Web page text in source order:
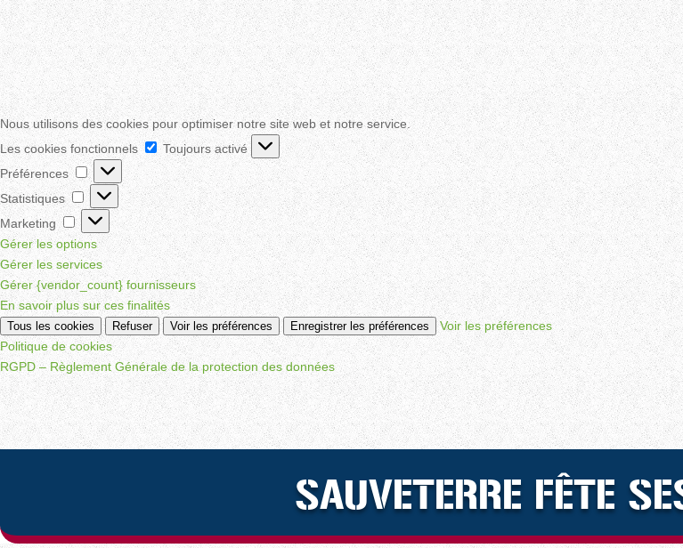
Nous utilisons des cookies pour optimiser notre site web et notre service.
Les cookies fonctionnels
Les
cookies
fonctionnels
Toujours activé
Préférences
Préférences
Statistiques Statistiques
Marketing
Marketing
Gérer les options
Gérer les services
Gérer {vendor_count} fournisseurs
En savoir plus sur ces finalités
Tous les cookies Refuser Voir les préférences Enregistrer les préférences
Voir les préférences
Politique de cookies
RGPD – Règlement Générale de la protection des données
SAUVETERRE FÊTE